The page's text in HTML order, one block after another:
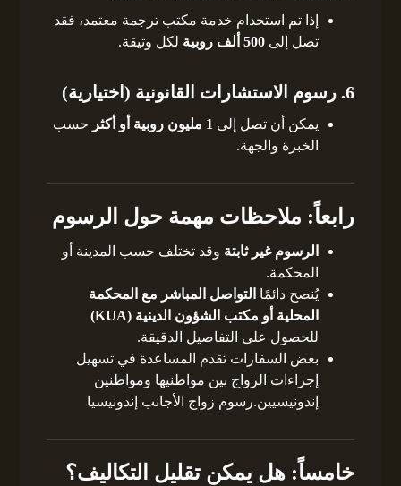
إذا تم استخدام خدمة مكتب ترجمة معتمد، فقد
تصل إلى500 ألف روبية لكل وثيقة.
6. رسوم الاستشارات القانونية (اختيارية)
يمكن أن تصل إلى 1 مليون روبية أو أكثر
حسب
الخبرة والجهة.
رابعاً: ملاحظات مهمة حول الرسوم
الرسوم غير ثابتة وقد تختلف حسب المدينة أو
المحكمة.
يُنصح دائمًا التواصل المباشر مع المحكمة
المحلية أو مكتب الشؤون الدينية (KUA)
للحصول على التفاصيل الدقيقة.
بعض السفارات تقدم المساعدة في تسهيل
إجراءات الزواج بين مواطنيها ومواطنين
إندونيسيين.رسوم زواج الأجانب إندونيسيا
خامساً: هل يمكن تقليل التكاليف؟